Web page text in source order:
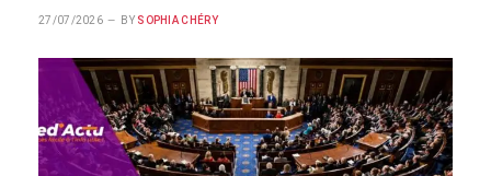
27/07/2026 BY SOPHIA CHÉRY